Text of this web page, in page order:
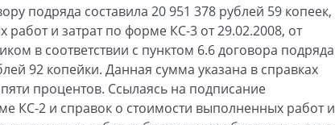
подряда составила 20 951 378 рублей 59 копеек,
и затрат по форме КС-3 от 29.02.2008, от
в соответствии с пунктом 6.6 договора подряда
92 копейки. Данная сумма указана в справках
процентов. Ссылаясь на подписание
КС-2 и справок о стоимости выполненных работ и